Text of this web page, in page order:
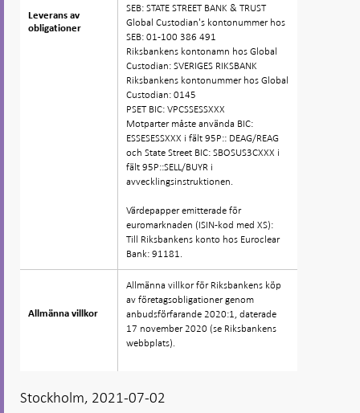
Leverans av
obligationer
Allmänna villkor
Leverans av
obligationer
SEB: STATE STREET BANK & TRUST
Global Custodian's kontonummer hos
SEB: 01-100 386 491
Riksbankens kontonamn hos Global
Custodian: SVERIGES RIKSBANK
Riksbankens kontonummer hos Global
Custodian: 0145
PSET BIC: VPCSSESSXXX
Motparter måste använda BIC:
ESSESESSXXX i fält 95P:: DEAG/REAG
och State Street BIC: SBOSUS3CXXX i
fält 95P::SELL/BUYR i
avvecklingsinstruktionen.
Värdepapper emitterade för
euromarknaden (ISIN-kod med XS):
Till Riksbankens konto hos Euroclear
Bank: 91181.
Allmänna villkor
Allmänna villkor för Riksbankens köp
av företagsobligationer genom
anbudsförfarande 2020:1, daterade
17 november 2020 (se Riksbankens
webbplats).
Stockholm, 2021-07-02